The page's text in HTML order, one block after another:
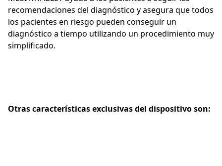
recomendaciones del diagnóstico y asegura que todos
los pacientes en riesgo pueden conseguir un
diagnóstico a tiempo utilizando un procedimiento muy
simplificado.
Otras características exclusivas del dispositivo son: